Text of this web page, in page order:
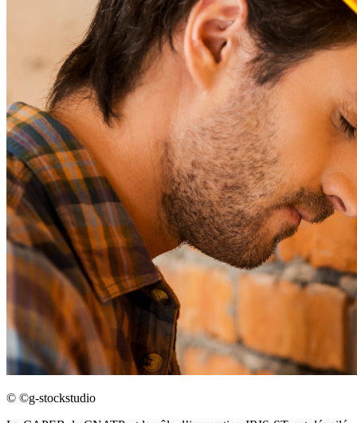
© ©g-stockstudio